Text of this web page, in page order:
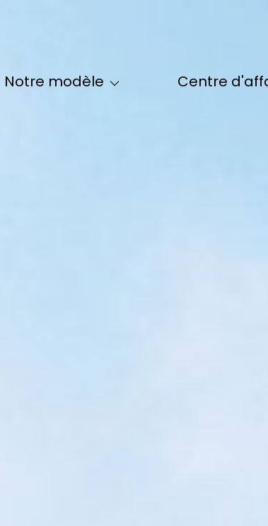
notre modèle
Nos Formules Maclès - IDF
centre
Notre